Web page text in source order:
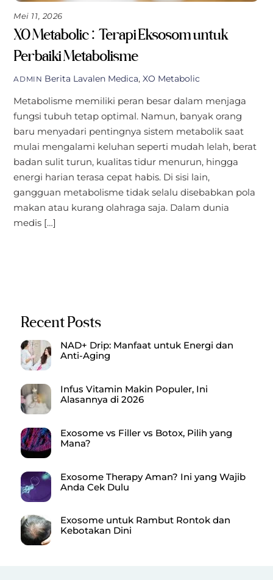
Mei 11, 2026
XO Metabolic: Terapi Eksosom untuk
Perbaiki Metabolisme
ADMIN Berita Lavalen Medica,XO Metabolic
Metabolisme memiliki peran besar dalam menjaga
fungsi tubuh tetap optimal. Namun, banyak orang
baru menyadari pentingnya sistem metabolik saat
mulai mengalami keluhan seperti mudah lelah, berat
badan sulit turun, kualitas tidur menurun, hingga
energi harian terasa cepat habis. Di sisi lain,
gangguan metabolisme tidak selalu disebabkan pola
makan atau kurang olahraga saja. Dalam dunia
medis […]
Recent Posts
NAD+ Drip: Manfaat untuk Energi dan
Anti-Aging
Infus Vitamin Makin Populer, Ini
Alasannya di 2026
Exosome vs Filler vs Botox, Pilih yang
Mana?
Exosome Therapy Aman? Ini yang Wajib
Anda Cek Dulu
Exosome untuk Rambut Rontok dan
Kebotakan Dini